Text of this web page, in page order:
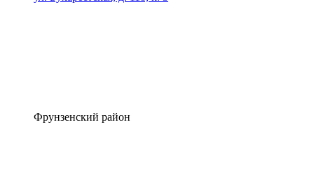
Фрунзенский район